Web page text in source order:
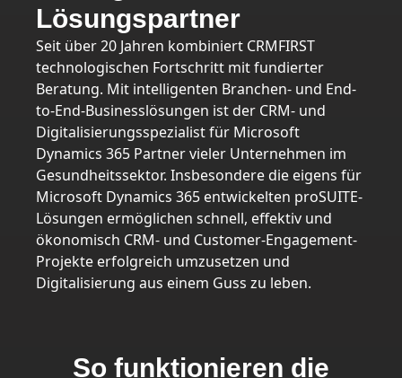
Lösungspartner
Seit über 20 Jahren kombiniert CRMFIRST
technologischen Fortschritt mit fundierter
Beratung. Mit intelligenten Branchen- und End-
to-End-Businesslösungen ist der CRM- und
Digitalisierungsspezialist für Microsoft
Dynamics 365 Partner vieler Unternehmen im
Gesundheitssektor. Insbesondere die eigens für
Microsoft Dynamics 365 entwickelten proSUITE-
Lösungen ermöglichen schnell, effektiv und
ökonomisch CRM- und Customer-Engagement-
Projekte erfolgreich umzusetzen und
Digitalisierung aus einem Guss zu leben.
So funktionieren die